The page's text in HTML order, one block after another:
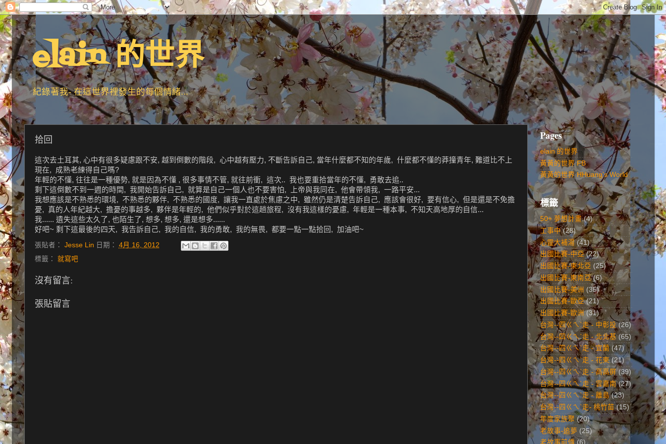
elain 的世界
紀錄著我- 在這世界裡發生的每個情緒...
拾回
這次去土耳其, 心中有很多疑慮跟不安, 越到倒數的階段, 心中越有壓力, 不斷告訴自己, 當年什麼都不知的年歲, 什麼都不懂的莽撞青年, 難道比不上
現在, 成熟老練得自己嗎?
年輕的不懂, 往往是一種優勢, 就是因為不懂 , 很多事情不管, 就往前衝, 這次.. 我也要重拾當年的不懂, 勇敢去追..
剩下這倒數不到一週的時間, 我開始告訴自己, 就算是自己一個人也不要害怕, 上帝與我同在, 他會帶領我, 一路平安...
我想應該是不熟悉的環境, 不熟悉的夥伴, 不熟悉的國度, 讓我一直處於焦慮之中, 雖然仍是清楚告訴自己, 應該會很好, 要有信心, 但是還是不免擔
憂, 真的人年紀越大, 擔憂的事越多, 夥伴是年輕的, 他們似乎對於這趟旅程, 沒有我這樣的憂慮, 年輕是一種本事, 不知天高地厚的自信...
我...... 遺失這些太久了, 也陌生了, 想多, 想多, 還是想多......
好吧~ 剩下這最後的四天, 我告訴自己, 我的自信, 我的勇敢, 我的無畏, 都要一點一點拾回, 加油吧~
張貼者： Jesse Lin 日期： 4月 16, 2012
標籤： 就寫吧
沒有留言:
張貼留言
Pages
elain 的世界
黃黃的世界 FB
黃黃的世界 HHuang's World
標籤
50+ 夢想計畫 (4)
工事中 (28)
心靈大補湯 (41)
出國比賽-中亞 (22)
出國比賽-東北亞 (25)
出國比賽-東南亞 (6)
出國比賽-美洲 (35)
出國比賽-歐亞 (21)
出國比賽-歐洲 (31)
台灣--四ㄍㄟˋ走 - 中彰投 (26)
台灣--四ㄍㄟˋ走 - 北北基 (65)
台灣--四ㄍㄟˋ走 - 宜蘭 (47)
台灣--四ㄍㄟˋ走 - 花東 (21)
台灣--四ㄍㄟˋ走 - 高高屏 (39)
台灣--四ㄍㄟˋ走 - 雲嘉南 (27)
台灣--四ㄍㄟˋ走 - 離島 (23)
台灣--四ㄍㄟˋ走- 桃竹苗 (15)
年度家族聚 (20)
老故事-追夢 (25)
老故事前傳 (6)